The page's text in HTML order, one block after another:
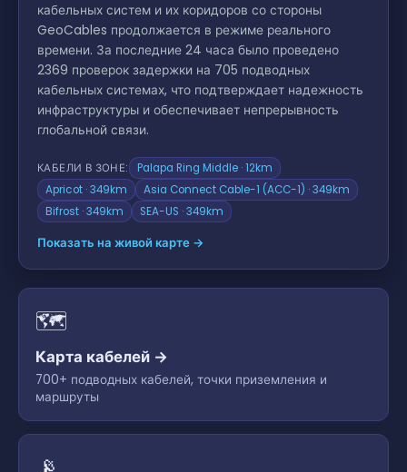
кабельных систем и их коридоров со стороны
GeoCables продолжается в режиме реального
времени. За последние 24 часа было проведено
2369 проверок задержки на 705 подводных
кабельных системах, что подтверждает надежность
инфраструктуры и обеспечивает непрерывность
глобальной связи.
КАБЕЛИ В ЗОНЕ:
Palapa Ring Middle · 12km
Apricot · 349km
Asia Connect Cable-1 (ACC-1) · 349km
Bifrost · 349km
SEA-US · 349km
Показать на живой карте →
🗺
Карта кабелей →
700+ подводных кабелей, точки приземления и
маршруты